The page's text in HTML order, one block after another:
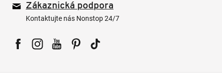
Zákaznická podpora
Kontaktujte nás Nonstop 24/7